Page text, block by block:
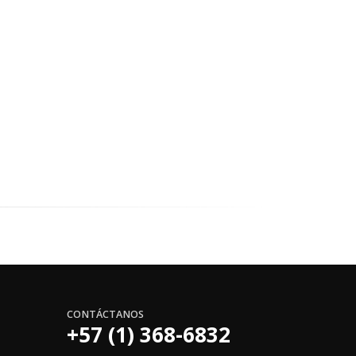
CONTÁCTANOS
+57 (1) 368-6832